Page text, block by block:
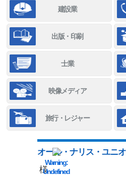
建設業
出版・印刷
士業
映像メディア
旅行・レジャー
Warning:
Undefined
オール・ナリス・ユニ
様